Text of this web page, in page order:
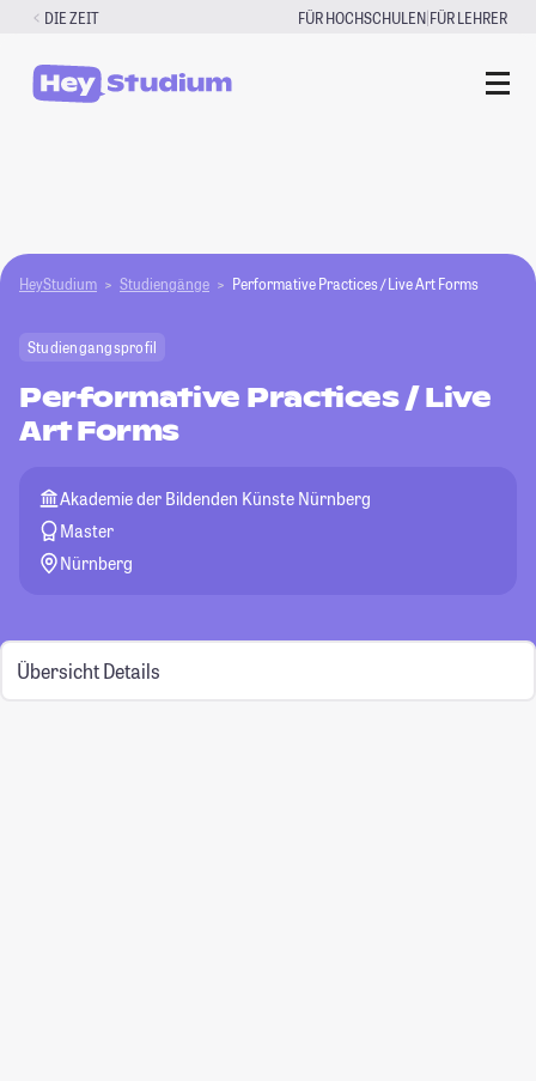
Zum
springen
DIE ZEIT FÜR HOCHSCHULEN|FÜR LEHRER
HeyStudium Studiengänge Performative Practices / Live Art Forms
Studiengangsprofil
Performative Practices / Live
Art Forms
Akademie der Bildenden Künste Nürnberg
Master
Nürnberg
Übersicht Details